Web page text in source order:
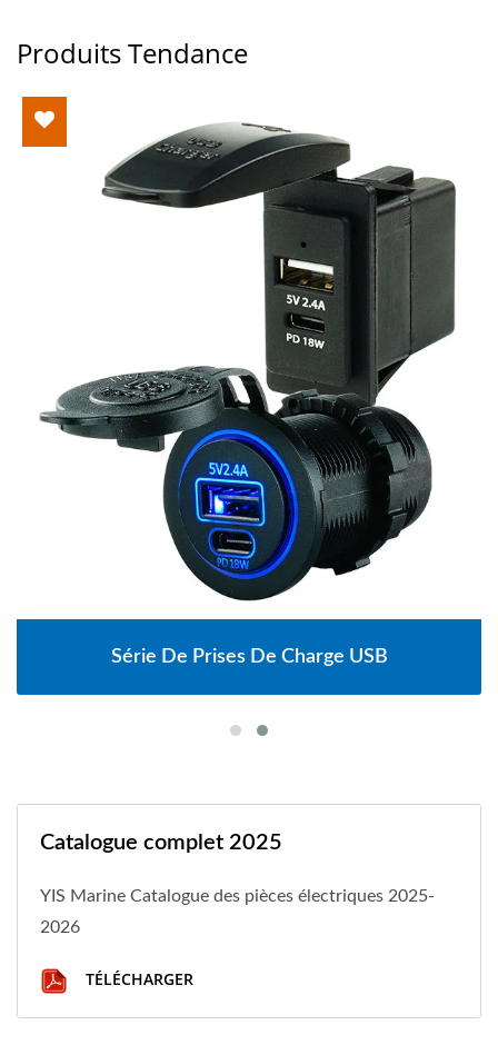
Produits Tendance
Série De Prises De Charge USB
Catalogue complet 2025
YIS Marine Catalogue des pièces électriques 2025-
2026
TÉLÉCHARGER